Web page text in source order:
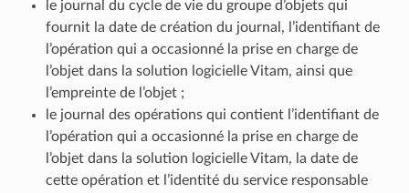
le journal du cycle de vie du groupe d’objets qui
fournit la date de création du journal, l’identifiant de
l’opération qui a occasionné la prise en charge de
l’objet dans la solution logicielle Vitam, ainsi que
l’empreinte de l’objet ;
le journal des opérations qui contient l’identifiant de
l’opération qui a occasionné la prise en charge de
l’objet dans la solution logicielle Vitam, la date de
cette opération et l’identité du service responsable